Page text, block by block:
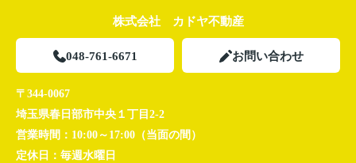
株式会社 カドヤ不動産
048-761-6671 お問い合わせ
〒344-0067
埼玉県春日部市中央１丁目2-2
営業時間： 10:00～17:00（当面の間）
定休日： 毎週水曜日